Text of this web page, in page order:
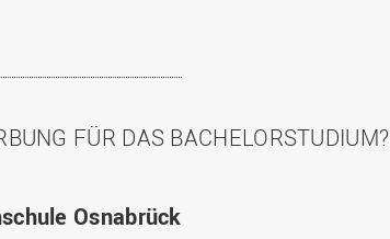
FÜR DAS BACHELORSTUDIUM?
Osnabrück